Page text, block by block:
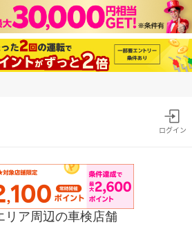
ログイン
リア周辺の車検店舗